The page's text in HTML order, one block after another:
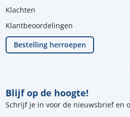
Blijf op de hoogte!
Schrijf je in voor de nieuwsbrief en
Klachten
Klantbeoordelingen
Bestelling herroepen